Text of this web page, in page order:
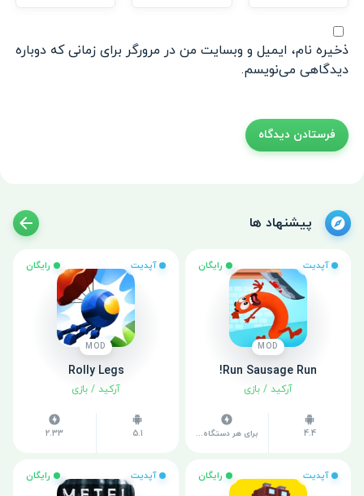
ذخیره نام، ایمیل و وبسایت من در مرورگر برای زمانی که دوباره
دیدگاهی می‌نویسم.
پیشنهاد ها
آپدیت رایگان
MOD
Run Sausage Run!
آرکید / بازی
4.4 برای هر دستگاه متفاوت است
آپدیت رایگان
MOD
Rolly Legs
آرکید / بازی
5.1
2.33
آپدیت رایگان آپدیت رایگان